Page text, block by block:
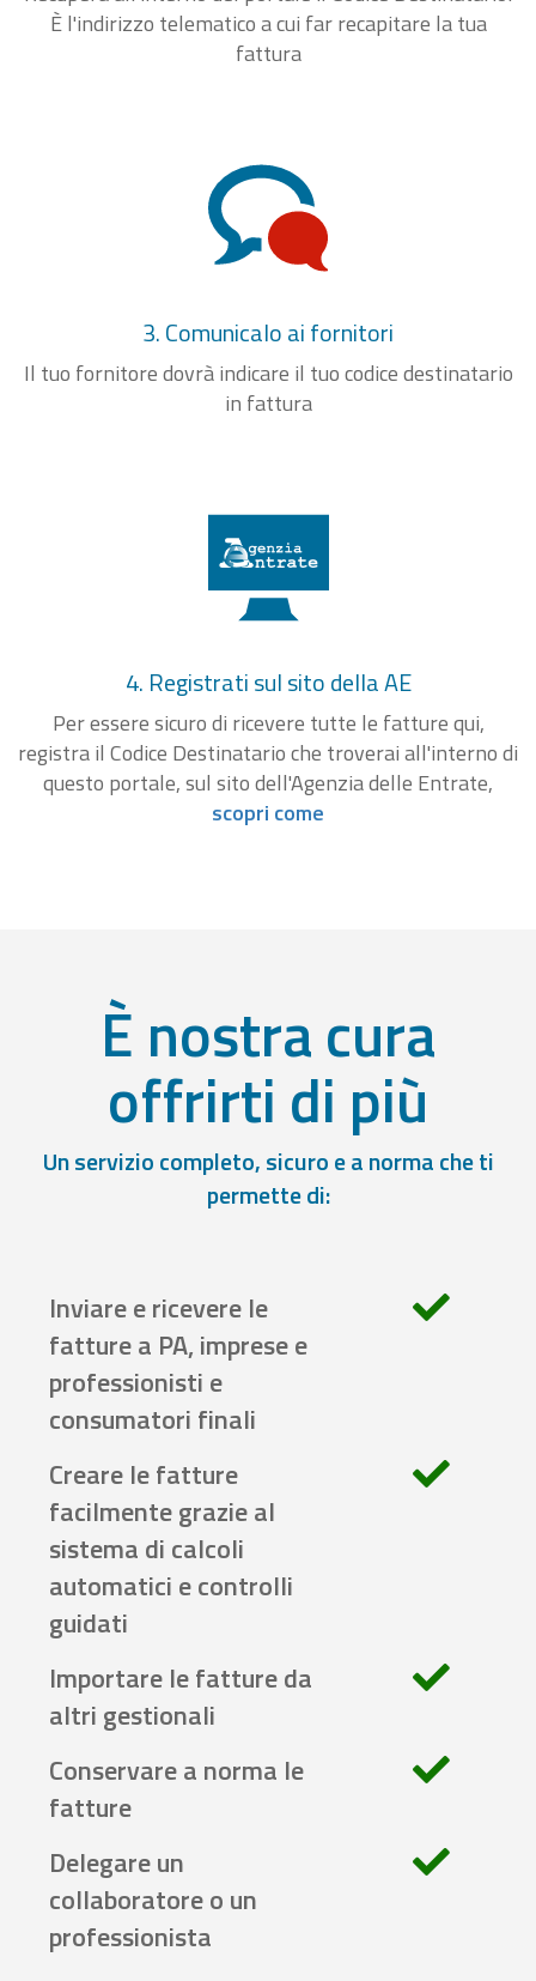
È l'indirizzo telematico a cui far recapitare la tua
fattura
3. Comunicalo ai fornitori
Il tuo fornitore dovrà indicare il tuo codice destinatario
in fattura
4. Registrati sul sito della AE
Per essere sicuro di ricevere tutte le fatture qui,
registra il Codice Destinatario che troverai all'interno di
questo portale, sul sito dell'Agenzia delle Entrate,
scopri come
È nostra cura
offrirti di più
Un servizio completo, sicuro e a norma che ti
permette di:
Inviare e ricevere le
fatture a PA, imprese e
professionisti e
consumatori finali
Creare le fatture
facilmente grazie al
sistema di calcoli
automatici e controlli
guidati
Importare le fatture da
altri gestionali
Conservare a norma le
fatture
Delegare un
collaboratore o un
professionista